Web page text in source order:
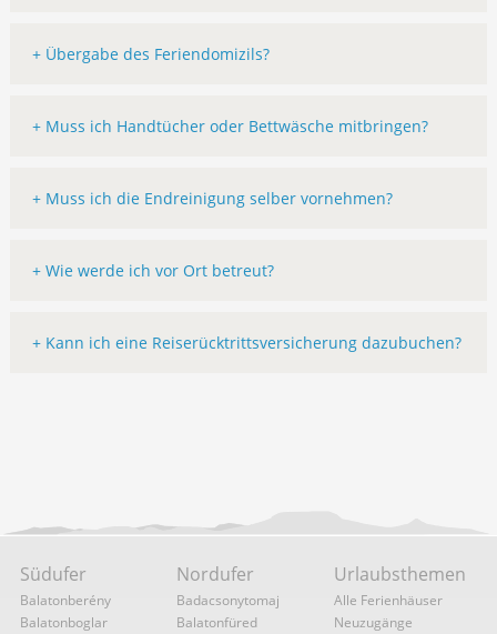
+ Übergabe des Feriendomizils?
+ Muss ich Handtücher oder Bettwäsche mitbringen?
+ Muss ich die Endreinigung selber vornehmen?
+ Wie werde ich vor Ort betreut?
+ Kann ich eine Reiserücktrittsversicherung dazubuchen?
Südufer
Balatonberény
Balatonboglar
Nordufer
Badacsonytomaj
Balatonfüred
Urlaubsthemen
Alle Ferienhäuser
Neuzugänge